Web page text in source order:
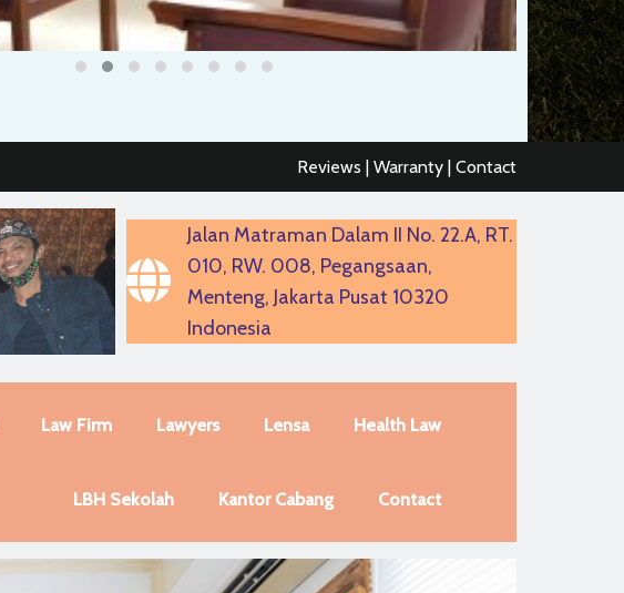
Reviews | Warranty | Contact
Jalan Matraman Dalam II No. 22.A, RT.
010, RW. 008, Pegangsaan,
Menteng, Jakarta Pusat 10320
Indonesia
Law Firm Lawyers Lensa Health Law
LBH Sekolah Kantor Cabang Contact